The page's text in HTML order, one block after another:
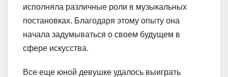
исполняла различные роли в музыкальных
постановках. Благодаря этому опыту она
начала задумываться о своем будущем в
сфере искусства.
Все еще юной девушке удалось выиграть